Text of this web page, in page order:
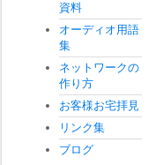
資料
オーディオ用語
集
ネットワークの
作り方
お客様お宅拝見
リンク集
ブログ